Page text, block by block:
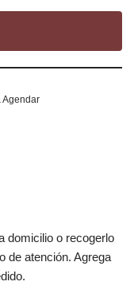
Agendar
domicilio o recogerlo
de atención. Agrega